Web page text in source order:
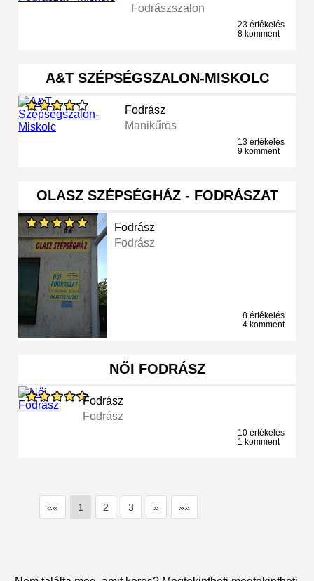
Fodrászszalon
23 értékelés
8 komment
A&T SZÉPSÉGSZALON-MISKOLC
Fodrász
Manikűrös
13 értékelés
9 komment
OLASZ SZÉPSÉGHÁZ - FODRÁSZAT
Fodrász
Fodrász
8 értékelés
4 komment
NŐI FODRÁSZ
Fodrász
Fodrász
10 értékelés
1 komment
«« 1 2 3 » »»